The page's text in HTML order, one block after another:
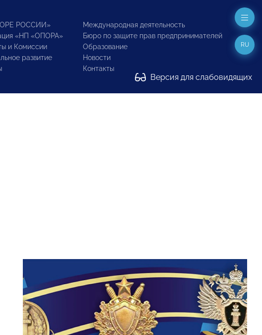
РОССИИ»
«НП «ОПОРА»
и Комиссии
развитие
Международная деятельность
Бюро по защите прав предпринимателей
Образование
Новости
Контакты
Версия для слабовидящих
RU